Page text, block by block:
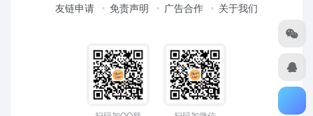
友链申请 免责声明 广告合作 关于我们